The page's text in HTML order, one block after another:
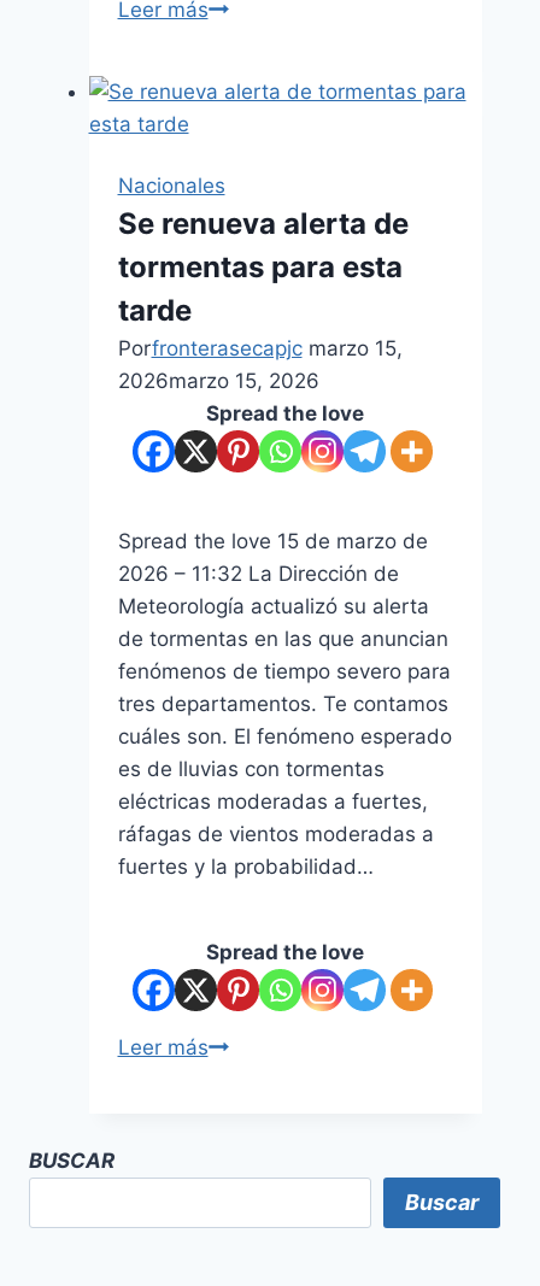
Leer más
Nacionales
Se renueva alerta de
tormentas para esta
tarde
Porfronterasecapjc marzo 15,
2026marzo 15, 2026
Spread the love
Spread the love 15 de marzo de
2026 – 11:32 La Dirección de
Meteorología actualizó su alerta
de tormentas en las que anuncian
fenómenos de tiempo severo para
tres departamentos. Te contamos
cuáles son. El fenómeno esperado
es de lluvias con tormentas
eléctricas moderadas a fuertes,
ráfagas de vientos moderadas a
fuertes y la probabilidad…
Spread the love
Leer más
BUSCAR
Buscar